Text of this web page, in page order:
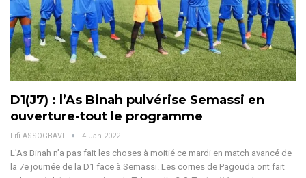
D1(J7) : l’As Binah pulvérise Semassi en
ouverture-tout le programme
Fifi ASSOGBAVI 4 Jan 2022
L’As Binah n’a pas fait les choses à moitié ce mardi en match avancé de
la 7e journée de la D1 face à Semassi. Les cornes de Pagouda ont fait